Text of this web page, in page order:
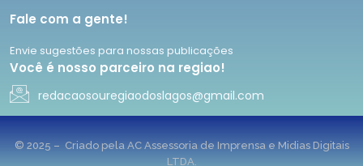
Fale com a gente!
Envie sugestões para nossas publicações
Você é nosso parceiro na regiao!
redacaosouregiaodoslagos@gmail.com
© 2025 – Criado pela AC Assessoria de Imprensa e Midias Digitais
LTDA.